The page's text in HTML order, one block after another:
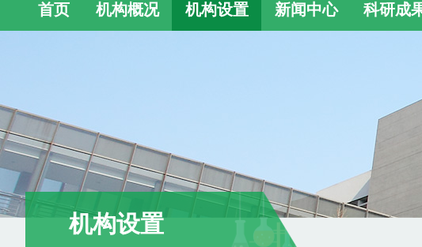
首页 机构概况 机构设置 新闻中心 科研成
机构设置